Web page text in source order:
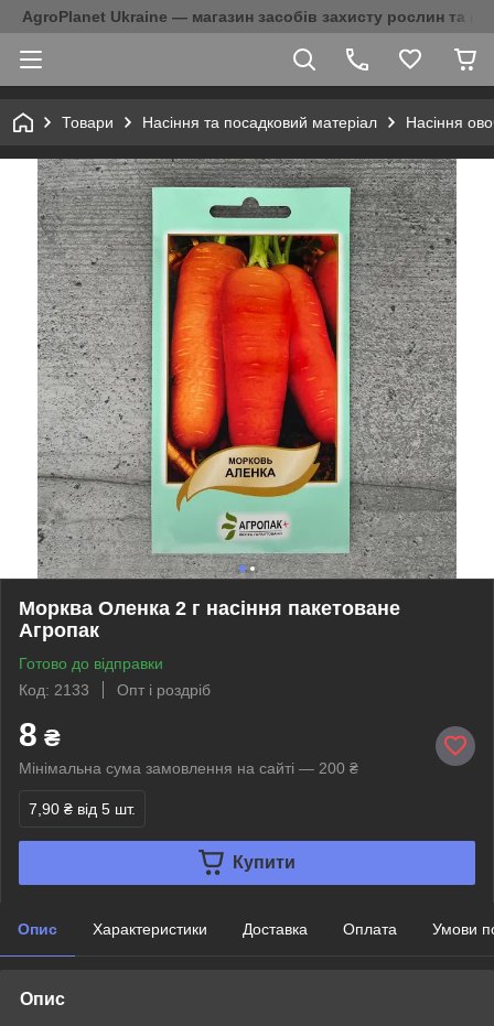
AgroPlanet Ukraine — магазин засобів захисту рослин та
Товари Насіння та посадковий матеріал Насіння
Морква Оленка 2 г насіння пакетоване
Агропак
Готово до відправки
Код: 2133
Опт і роздріб
8 ₴
Мінімальна сума замовлення на сайті — 200 ₴
7,90 ₴ від 5 шт.
Купити
Опис Характеристики Доставка Оплата Умови
Опис